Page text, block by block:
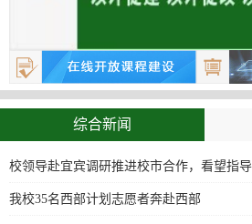
综合新闻
校领导赴宜宾调研推进校市合作，看望指
我校35名西部计划志愿者奔赴西部